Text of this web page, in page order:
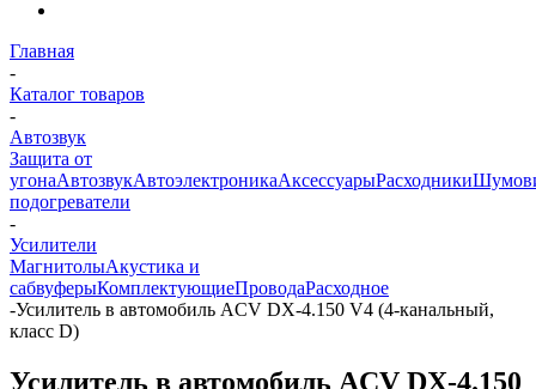
Главная
-
Каталог товаров
-
Автозвук
Защита от
угонаАвтозвукАвтоэлектроникаАксессуарыРасходники
подогреватели
-
Усилители
МагнитолыАкустика и
сабвуферыКомплектующиеПроводаРасходное
-Усилитель в автомобиль ACV DX-4.150 V4 (4-канальный,
класс D)
Усилитель в автомобиль ACV DX-4.150